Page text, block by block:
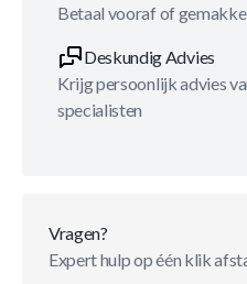
Betaal vooraf of
Deskundig Advies
Krijg persoonlijk advies
specialisten
Vragen?
Expert hulp op één klik